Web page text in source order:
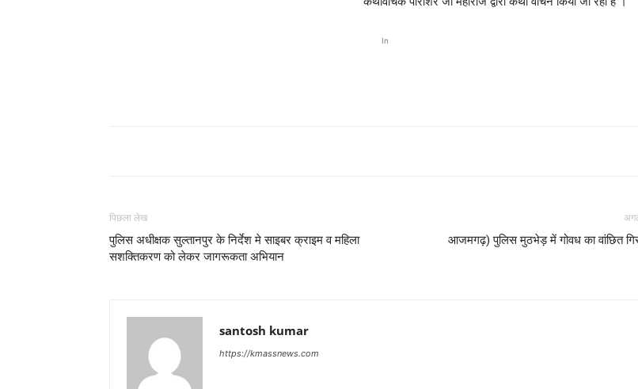
In
पिछला लेख
पुलिस अधीक्षक सुल्तानपुर के निर्देश मे साइबर क्राइम व महिला
सशक्तिकरण को लेकर जागरूकता अभियान
आजमगढ़) पुलिस मुठभेड़ में गोवध का वांछित
santosh kumar
https://kmassnews.com